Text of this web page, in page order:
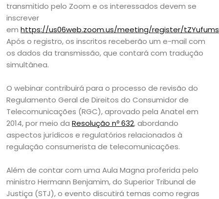
transmitido pelo Zoom e os interessados devem se
inscrever
emhttps://us06web.zoom.us/meeting/register/
Após o registro, os inscritos receberão um e-mail com
os dados da transmissão, que contará com tradução
simultânea.
O webinar contribuirá para o processo de revisão do
Regulamento Geral de Direitos do Consumidor de
Telecomunicações (RGC), aprovado pela Anatel em
2014, por meio daResolução nº 632, abordando
aspectos jurídicos e regulatórios relacionados à
regulação consumerista de telecomunicações.
Além de contar com uma Aula Magna proferida pelo
ministro Hermann Benjamim, do Superior Tribunal de
Justiça (STJ), o evento discutirá temas como regras